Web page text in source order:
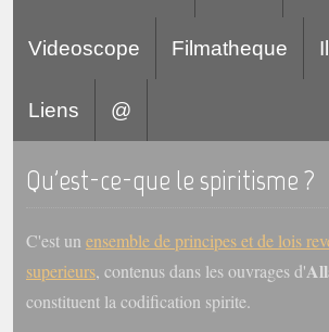
Videoscope Filmatheque
Liens @
Qu'est-ce-que le spiritisme ?
C'est un ensemble de principes et de lois
superieurs, contenus dans les ouvrages d'
constituent la codification spirite.